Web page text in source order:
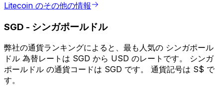
Litecoin のその他の情報
SGD - シンガポールドル
弊社の通貨ランキングによると、最も人気の シンガポール
ドル 為替レートは SGD から USD のレートです。 シンガ
ポールドル の通貨コードは SGD です。 通貨記号は S$ で
す。